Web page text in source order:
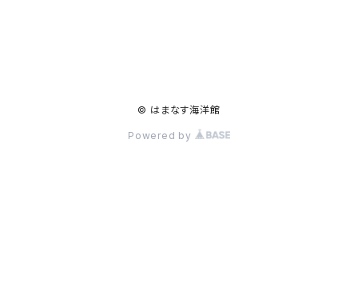
© はまなす海洋館
Powered by